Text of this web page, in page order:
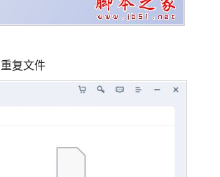
复文件